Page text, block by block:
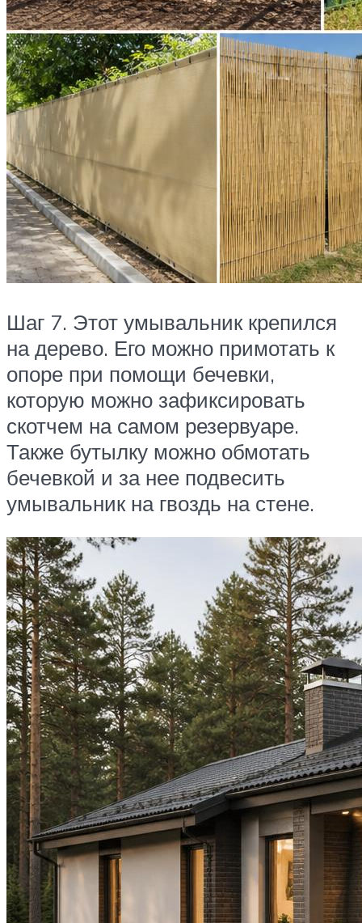
Шаг 7. Этот умывальник крепился
на дерево. Его можно примотать к
опоре при помощи бечевки,
которую можно зафиксировать
скотчем на самом резервуаре.
Также бутылку можно обмотать
бечевкой и за нее подвесить
умывальник на гвоздь на стене.